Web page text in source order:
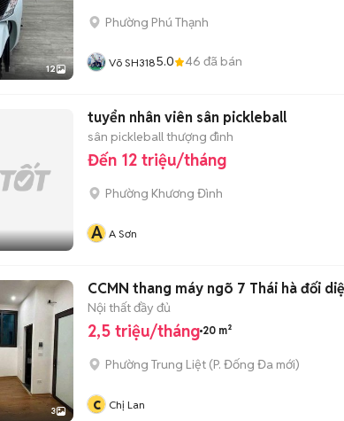
12
Phường Phú Thạnh
Võ SH3185.0 46 đã bán
tuyển nhân viên sân pickleball
sân pickleball thượng đình
Đến 12 triệu/tháng
Phường Khương Đình
A A Sơn
3
CCMN thang máy ngõ 7 Thái hà đối
Nội thất đầy đủ
2,5 triệu/tháng 20 m²
Phường Trung Liệt (P. Đống Đa mới)
c Chị Lan